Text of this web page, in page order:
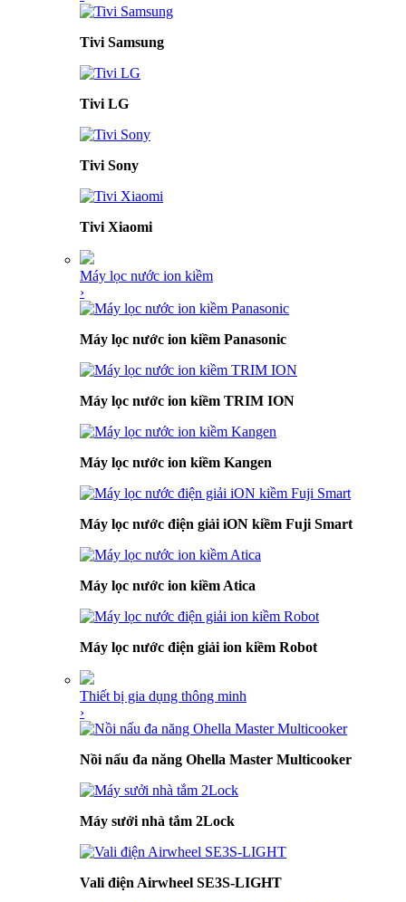
Tivi Samsung
Tivi LG
Tivi Sony
Tivi Xiaomi
Máy lọc nước ion kiềm
›
Máy lọc nước ion kiềm Panasonic
Máy lọc nước ion kiềm TRIM ION
Máy lọc nước ion kiềm Kangen
Máy lọc nước điện giải iON kiềm Fuji Smart
Máy lọc nước ion kiềm Atica
Máy lọc nước điện giải ion kiềm Robot
Thiết bị gia dụng thông minh
›
Nồi nấu đa năng Ohella Master Multicooker
Máy sưởi nhà tắm 2Lock
Vali điện Airwheel SE3S-LIGHT